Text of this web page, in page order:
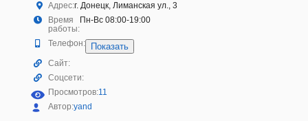
Адрес:г. Донецк, Лиманская ул., 3
Время
работы:
Пн-Вс 08:00-19:00
Телефон: Показать
Сайт:
Соцсети:
Просмотров:11
Автор:yand